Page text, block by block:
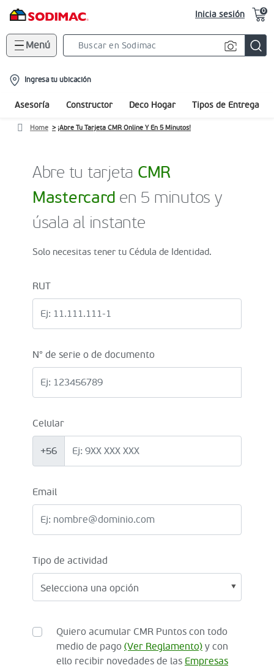
Inicia sesión 0
Menú
location-
icon
Ingresa tu ubicación
Asesoría Constructor Deco Hogar Tipos de Entrega
Home ¡Abre Tu Tarjeta CMR Online Y En 5 Minutos!
Abre tu tarjeta CMR
Mastercard en 5 minutos y
úsala al instante
Solo necesitas tener tu Cédula de Identidad.
RUT
N° de serie o de documento
Celular
+56
Email
Tipo de actividad
Quiero acumular CMR Puntos con todo
medio de pago (Ver Reglamento) y con
ello recibir novedades de las Empresas